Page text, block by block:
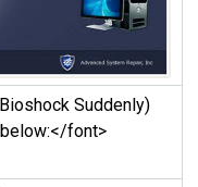
Suddenly)
font>